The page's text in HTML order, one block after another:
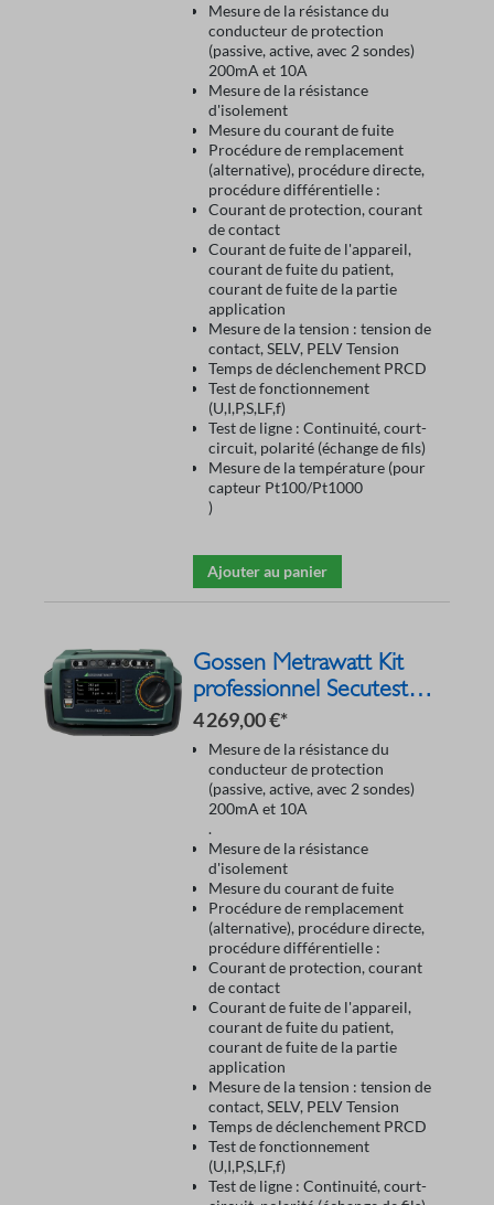
Mesure de la résistance du
conducteur de protection
(passive, active, avec 2 sondes)
200mA et 10A
Mesure de la résistance
d'isolement
Mesure du courant de fuite
Procédure de remplacement
(alternative), procédure directe,
procédure différentielle :
Courant de protection, courant
de contact
Courant de fuite de l'appareil,
courant de fuite du patient,
courant de fuite de la partie
application
Mesure de la tension : tension de
contact, SELV, PELV Tension
Temps de déclenchement PRCD
Test de fonctionnement
(U,I,P,S,LF,f)
Test de ligne : Continuité, court-
circuit, polarité (échange de fils)
Mesure de la température (pour
capteur Pt100/Pt1000
)
Ajouter au panier
Gossen Metrawatt Kit
professionnel Secutest
ST PRO M708B
4 269,00 €*
Mesure de la résistance du
conducteur de protection
(passive, active, avec 2 sondes)
200mA et 10A
.
Mesure de la résistance
d'isolement
Mesure du courant de fuite
Procédure de remplacement
(alternative), procédure directe,
procédure différentielle :
Courant de protection, courant
de contact
Courant de fuite de l'appareil,
courant de fuite du patient,
courant de fuite de la partie
application
Mesure de la tension : tension de
contact, SELV, PELV Tension
Temps de déclenchement PRCD
Test de fonctionnement
(U,I,P,S,LF,f)
Test de ligne : Continuité, court-